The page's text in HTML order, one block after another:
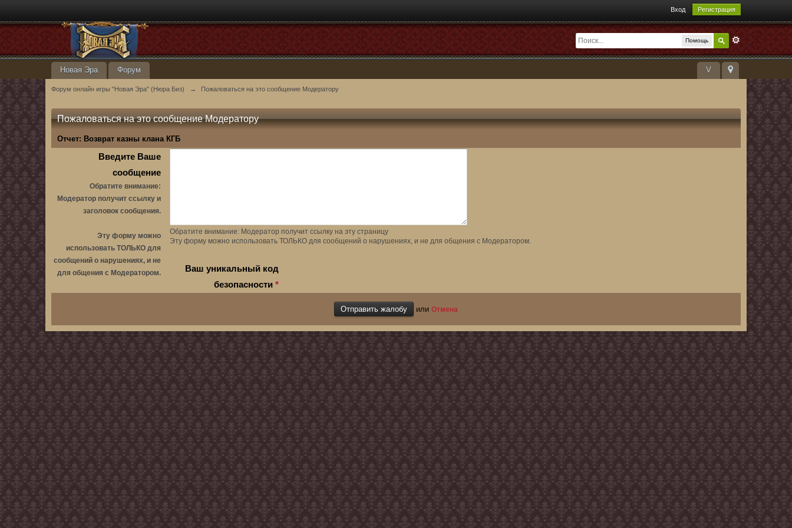
Вход Регистрация
Помощь
V
Новая Эра Форум
Форум онлайн игры "Новая Эра" (Нюра Биз) → Пожаловаться на это сообщение Модератору
Пожаловаться на это сообщение Модератору
Отчет: Возврат казны клана КГБ
Введите Ваше
сообщение
Обратите внимание:
Модератор получит ссылку и
заголовок сообщения.
Эту форму можно
использовать ТОЛЬКО для
сообщений о нарушениях, и не
для общения с Модератором.
Обратите внимание: Модератор получит ссылку на эту страницу
Эту форму можно использовать ТОЛЬКО для сообщений о нарушениях, и не для общения с Модератором.
Ваш уникальный код
безопасности*
или Отмена